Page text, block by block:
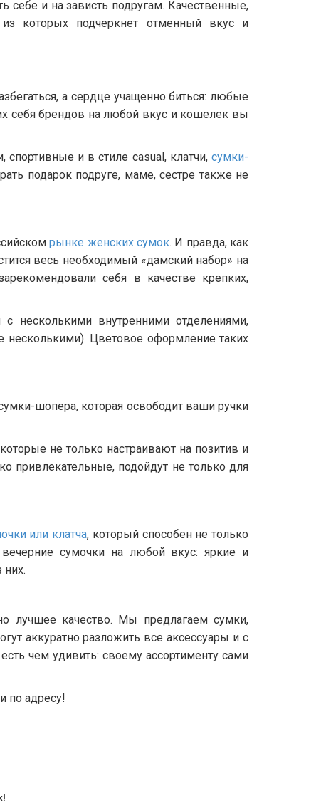
и на зависть подругам. Качественные,
которых подчеркнет отменный вкус и
а сердце учащенно биться: любые
себя брендов на любой вкус и кошелек вы
и в стиле casual, клатчи, сумки-
подарок подруге, маме, сестре также не
рынке женских сумок. И правда, как
весь необходимый «дамский набор» на
себя в качестве крепких,
несколькими внутренними отделениями,
Цветовое оформление таких
шопера, которая освободит ваши ручки
не только настраивают на позитив и
привлекательные, подойдут не только для
или клатча, который способен не только
сумочки на любой вкус: яркие и
лучшее качество. Мы предлагаем сумки,
аккуратно разложить все аксессуары и с
чем удивить: своему ассортименту сами
по адресу!